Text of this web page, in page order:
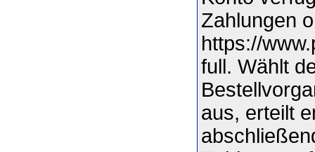
Zahlungen
https://
full. Wählt
aus, erteilt